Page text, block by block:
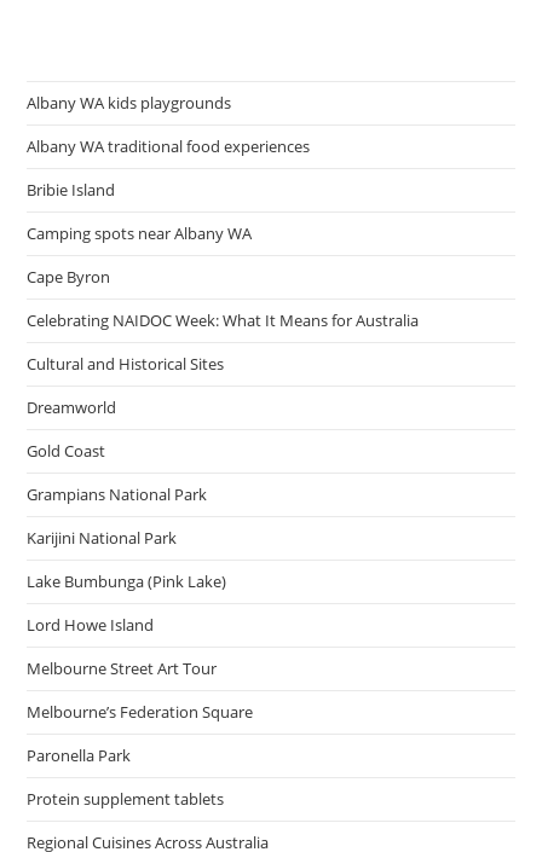
Albany WA kids playgrounds
Albany WA traditional food experiences
Bribie Island
Camping spots near Albany WA
Cape Byron
Celebrating NAIDOC Week: What It Means for Australia
Cultural and Historical Sites
Dreamworld
Gold Coast
Grampians National Park
Karijini National Park
Lake Bumbunga (Pink Lake)
Lord Howe Island
Melbourne Street Art Tour
Melbourne’s Federation Square
Paronella Park
Protein supplement tablets
Regional Cuisines Across Australia